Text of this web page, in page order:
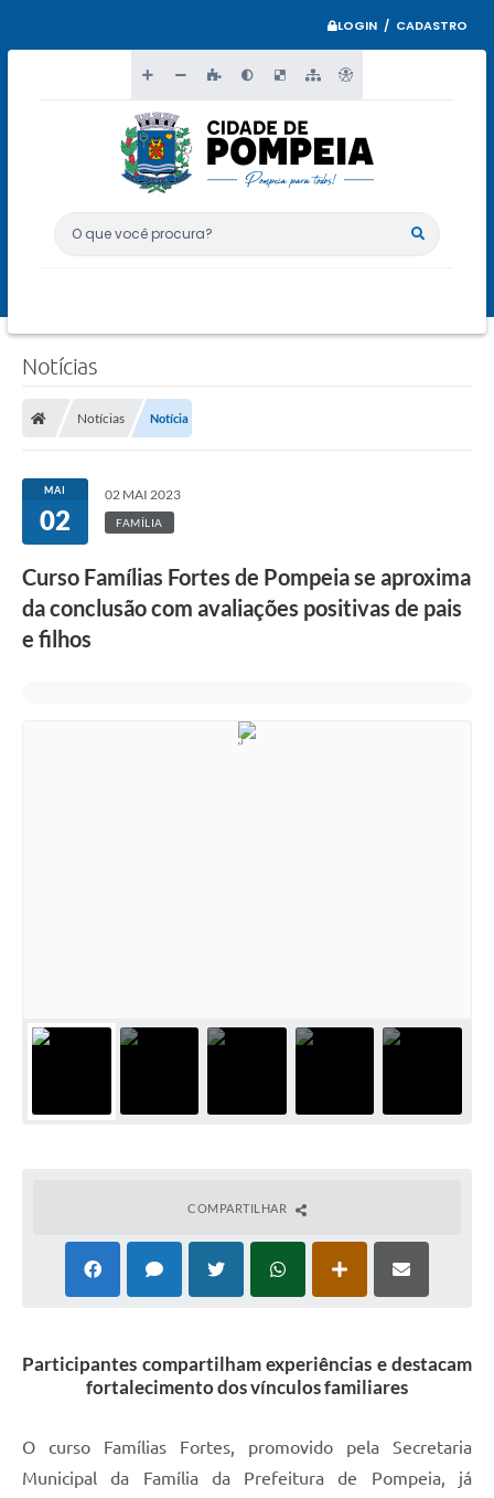
LOGIN / CADASTRO
O que você procura?
Notícias
Notícias Notícia
MAI
02
02 MAI 2023
FAMÍLIA
Curso Famílias Fortes de Pompeia se aproxima
da conclusão com avaliações positivas de pais
e filhos
COMPARTILHAR
Participantes compartilham experiências e destacam
fortalecimento dos vínculos familiares
O curso Famílias Fortes, promovido pela Secretaria
Municipal da Família da Prefeitura de Pompeia, já